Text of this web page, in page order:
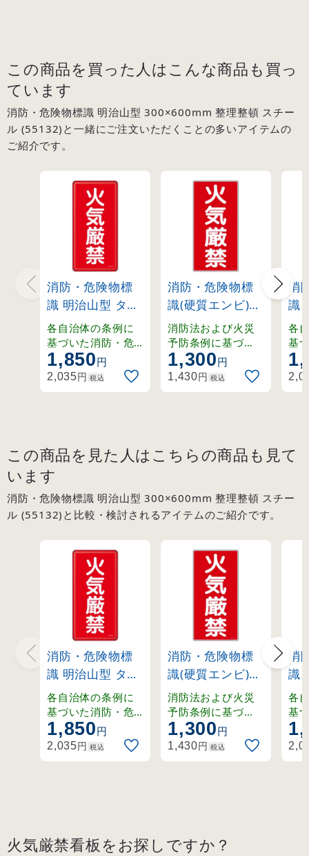
この商品を買った人はこんな商品も買っ
ています
消防・危険物標識 明治山型 300×600mm 整理整頓 スチー
ル (55132)と一緒にご注文いただくことの多いアイテムの
ご紹介です。
消防・危険物標
識 明治山型 タテ
型 600×300mm
火気厳禁 スチー
ル (53101)
各自治体の条例に
基づいた消防・危
険物標識。強度を
確保しつつ軽量化
された明治山型仕
1,850円
2,035円 税込
消防・危険物標
識(硬質エンビ)
600×300mm タ
テ型 火気厳禁
(52001)
消防法および火災
予防条例に基づ
く、タテ型の硬質
エンビ製危険物標
識。
1,300円
1,430円 税込
消
識
型
危
保
ー
各
基
険
確
さ
この商品を見た人はこちらの商品も見て
います
消防・危険物標識 明治山型 300×600mm 整理整頓 スチー
ル (55132)と比較・検討されるアイテムのご紹介です。
消防・危険物標
識 明治山型 タテ
型 600×300mm
火気厳禁 スチー
ル (53101)
各自治体の条例に
基づいた消防・危
険物標識。強度を
確保しつつ軽量化
された明治山型仕
1,850円
2,035円 税込
消防・危険物標
識(硬質エンビ)
600×300mm タ
テ型 火気厳禁
(52001)
消防法および火災
予防条例に基づ
く、タテ型の硬質
エンビ製危険物標
識。
1,300円
1,430円 税込
消
識
型
危
保
ー
各
基
険
確
さ
火気厳禁看板をお探しですか？